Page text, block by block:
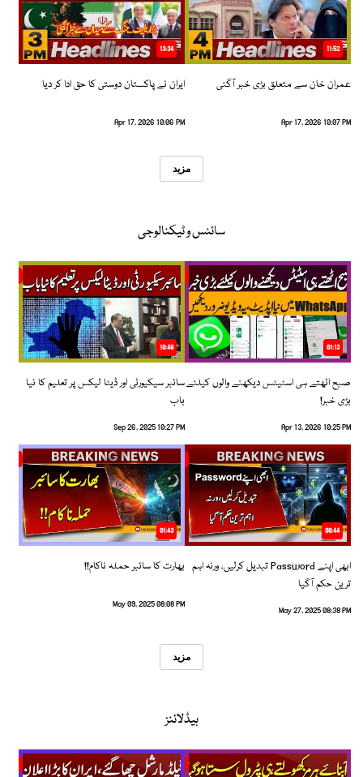
11:52
عمران خان سے متعلق بڑی خبر آگئی
Apr 17, 2026 10:07 PM
13:34
ایران نے پاکستان دوستی کا حق ادا کر دیا
Apr 17, 2026 10:06 PM
مزید
سائنس و ٹیکنالوجی
01:13
صبح اٹھتے ہی اسٹیٹس دیکھنے والوں کیلئے
بڑی خبر!
Apr 13, 2026 10:25 PM
10:48
سائبر سیکیورٹی اور ڈیٹا لیکس پر تعلیم کا نیا
باب
Sep 26, 2025 10:27 PM
00:44
ابھی اپنے Password تبدیل کرلیں، ورنہ اہم
ترین حکم آگیا
May 27, 2025 08:38 PM
01:43
بھارت کا سائبر حملہ ناکام!!
May 09, 2025 08:08 PM
مزید
ہیڈلائنز